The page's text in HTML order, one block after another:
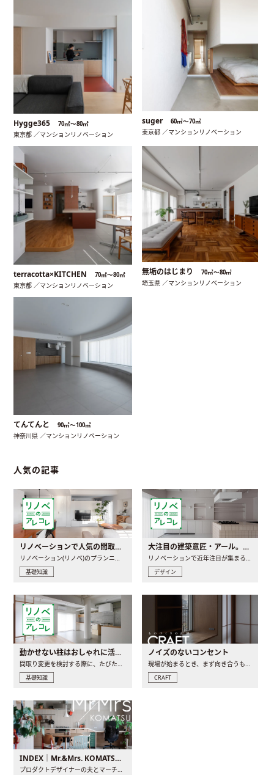
Hygge365 70㎡〜80㎡
東京都 ／マンションリノベーション
suger 60㎡〜70㎡
東京都 ／マンションリノベーション
terracotta×KITCHEN 70㎡〜80㎡
東京都 ／マンションリノベーション
無垢のはじまり 70㎡〜80㎡
埼玉県 ／マンションリノベーション
てんてんと 90㎡〜100㎡
神奈川県 ／マンションリノベーション
人気の記事
リノベーションで人気の間取りとは？トレンドの間取りと実例を徹底解説
リノベーション(リノベ)のプランニングで一番最初に決めるのは..
基礎知識
大注目の建築意匠・アール。人気の理由と空間に取り入れるポイント
リノベーションで近年注目が集まる建築意匠の一つであるアール..
デザイン
動かせない柱はおしゃれに活用！柱を魅せるリノベーション(リノベ)4選
間取り変更を検討する際に、たびたび皆さんの頭を悩ませる動か..
基礎知識
ノイズのないコンセント
現場が始まるとき、まず向き合うものの一つがコンセントです..
CRAFT
INDEX｜Mr.&Mrs. KOMATSU renovation diary
プロダクトデザイナーの夫とマーチャンダイザーの妻が、夫婦で..